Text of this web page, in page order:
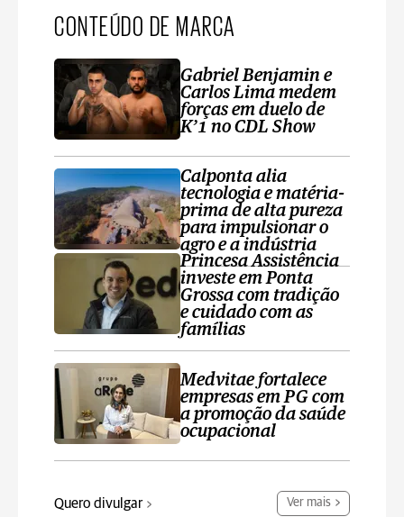
CONTEÚDO DE MARCA
Gabriel Benjamin e
Carlos Lima medem
forças em duelo de
K’1 no CDL Show
Calponta alia
tecnologia e matéria-
prima de alta pureza
para impulsionar o
agro e a indústria
Princesa Assistência
investe em Ponta
Grossa com tradição
e cuidado com as
famílias
Medvitae fortalece
empresas em PG com
a promoção da saúde
ocupacional
Quero divulgar Ver mais